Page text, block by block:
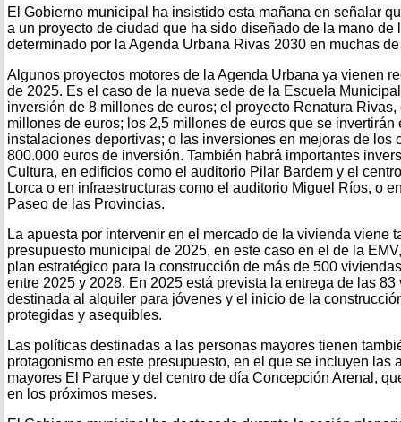
El Gobierno municipal ha insistido esta mañana en señalar
a un proyecto de ciudad que ha sido diseñado de la mano de
determinado por la Agenda Urbana Rivas 2030 en muchas
Algunos proyectos motores de la Agenda Urbana ya vienen
de 2025. Es el caso de la nueva sede de la Escuela
inversión de 8 millones de euros; el proyecto Renatura
millones de euros; los 2,5 millones de euros que se invertirán
instalaciones deportivas; o las inversiones en mejoras de los
800.000 euros de inversión. También habrá importantes
Cultura, en edificios como el auditorio Pilar Bardem y el
Lorca o en infraestructuras como el auditorio Miguel Ríos, o
Paseo de las Provincias.
La apuesta por intervenir en el mercado de la vivienda viene
presupuesto municipal de 2025, en este caso en el de la
plan estratégico para la construcción de más de 500
entre 2025 y 2028. En 2025 está prevista la entrega de las
destinada al alquiler para jóvenes y el inicio de la
protegidas y asequibles.
Las políticas destinadas a las personas mayores tienen
protagonismo en este presupuesto, en el que se incluyen las
mayores El Parque y del centro de día Concepción Arenal,
en los próximos meses.